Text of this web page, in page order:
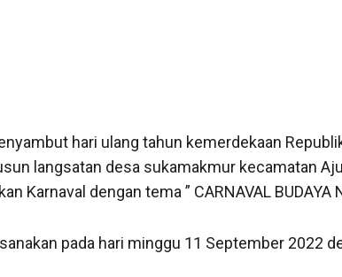
hari ulang tahun kemerdekaan
langsatan desa sukamakmur kecamatan
Karnaval dengan tema ” CARNAVAL BUDAYA
pada hari minggu 11 September 2022